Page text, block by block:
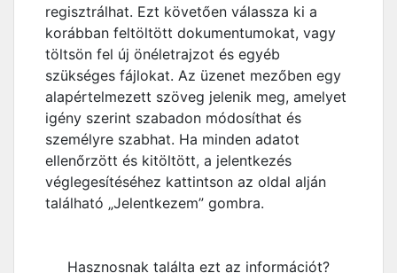
regisztrálhat. Ezt követően válassza ki a
korábban feltöltött dokumentumokat, vagy
töltsön fel új önéletrajzot és egyéb
szükséges fájlokat. Az üzenet mezőben egy
alapértelmezett szöveg jelenik meg, amelyet
igény szerint szabadon módosíthat és
személyre szabhat. Ha minden adatot
ellenőrzött és kitöltött, a jelentkezés
véglegesítéséhez kattintson az oldal alján
található „Jelentkezem” gombra.
Hasznosnak találta ezt az információt?